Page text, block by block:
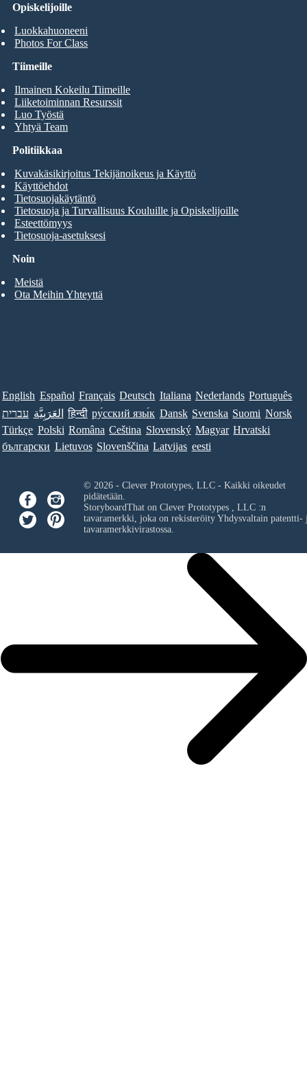
Opiskelijoille
Luokkahuoneeni
Photos For Class
Tiimeille
Ilmainen Kokeilu Tiimeille
Liiketoiminnan Resurssit
Luo Työstä
Yhtyä Team
Noin
Meistä
Ota Meihin Yhteyttä
Politiikkaa
Kuvakäsikirjoitus Tekijänoikeus ja Käyttö
Käyttöehdot
Tietosuojakäytäntö
Tietosuoja ja Turvallisuus Kouluille ja Opiskelijoille
Esteettömyys
Tietosuoja-asetuksesi
English Español Français Deutsch Italiana Nederlands Português
עברית العَرَبِيَّة हिन्दी ру́сский язы́к Dansk Svenska Suomi Norsk
Türkçe Polski Româna Ceština Slovenský Magyar Hrvatski
български Lietuvos Slovenščina Latvijas eesti
© 2026 - Clever Prototypes, LLC - Kaikki oikeudet
pidätetään.
StoryboardThat on Clever Prototypes , LLC:n
tavaramerkki, joka on rekisteröity Yhdysvaltain patentti-
tavaramerkkivirastossa.